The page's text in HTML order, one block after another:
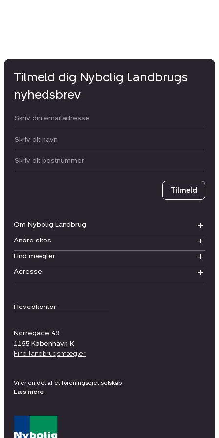
Hovedkontor
Nørregade 49
1165 København K
Find landbrugsmægler
Om Nybolig Landbrug
Andre sites
Find mægler
Adresse
Tilmeld dig Nybolig Landbrugs
nyhedsbrev
Din email:
Dit navn:
Postnummer
Tilmeld
Vi er en del af et foreningsejet selskab
Læs mere